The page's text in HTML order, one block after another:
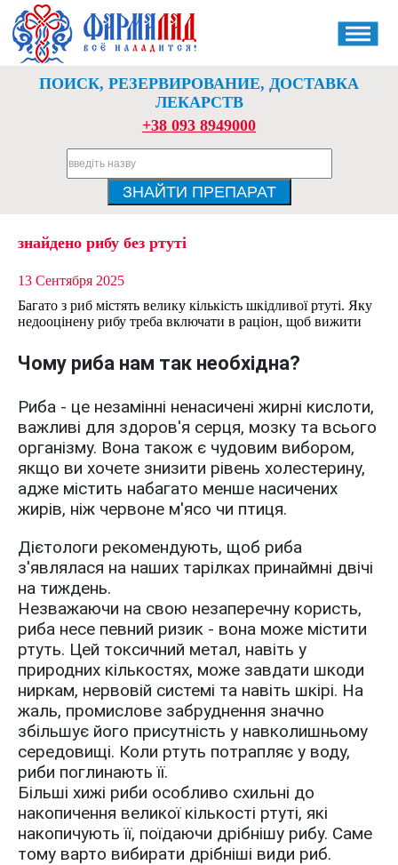
ПОИСК, РЕЗЕРВИРОВАНИЕ, ДОСТАВКА
ЛЕКАРСТВ
+38 093 8949000
знайдено рибу без ртуті
13 Сентября 2025
Багато з риб містять велику кількість шкідливої ртуті. Яку
недооцінену рибу треба включати в раціон, щоб вижити
Чому риба нам так необхідна?
Риба - це незамінні ненасичені жирні кислоти,
важливі для здоров'я серця, мозку та всього
організму. Вона також є чудовим вибором,
якщо ви хочете знизити рівень холестерину,
адже містить набагато менше насичених
жирів, ніж червоне м'ясо чи птиця.
Дієтологи рекомендують, щоб риба
з'являлася на наших тарілках принаймні двічі
на тиждень.
Незважаючи на свою незаперечну користь,
риба несе певний ризик - вона може містити
ртуть. Цей токсичний метал, навіть у
природних кількостях, може завдати шкоди
ниркам, нервовій системі та навіть шкірі. На
жаль, промислове забруднення значно
збільшує його присутність у навколишньому
середовищі. Коли ртуть потрапляє у воду,
риби поглинають її.
Більші хижі риби особливо схильні до
накопичення великої кількості ртуті, які
накопичують її, поїдаючи дрібнішу рибу. Саме
тому варто вибирати дрібніші види риб.